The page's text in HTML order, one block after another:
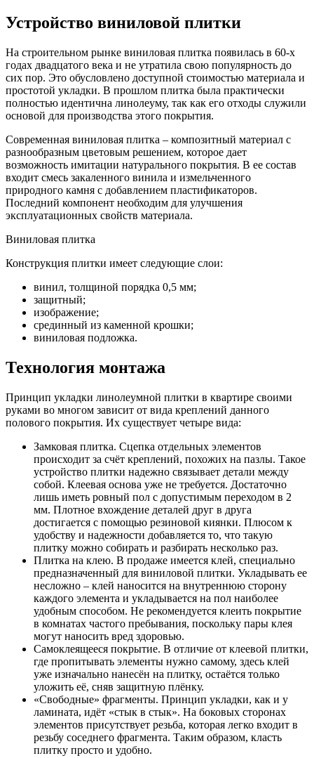
Устройство виниловой плитки
На строительном рынке виниловая плитка появилась в 60-х
годах двадцатого века и не утратила свою популярность до
сих пор. Это обусловлено доступной стоимостью материала и
простотой укладки. В прошлом плитка была практически
полностью идентична линолеуму, так как его отходы служили
основой для производства этого покрытия.
Современная виниловая плитка – композитный материал с
разнообразным цветовым решением, которое дает
возможность имитации натурального покрытия. В ее состав
входит смесь закаленного винила и измельченного
природного камня с добавлением пластификаторов.
Последний компонент необходим для улучшения
эксплуатационных свойств материала.
Виниловая плитка
Конструкция плитки имеет следующие слои:
винил, толщиной порядка 0,5 мм;
защитный;
изображение;
срединный из каменной крошки;
виниловая подложка.
Технология монтажа
Принцип укладки линолеумной плитки в квартире своими
руками во многом зависит от вида креплений данного
полового покрытия. Их существует четыре вида:
Замковая плитка. Сцепка отдельных элементов
происходит за счёт креплений, похожих на пазлы. Такое
устройство плитки надежно связывает детали между
собой. Клеевая основа уже не требуется. Достаточно
лишь иметь ровный пол с допустимым переходом в 2
мм. Плотное вхождение деталей друг в друга
достигается с помощью резиновой киянки. Плюсом к
удобству и надежности добавляется то, что такую
плитку можно собирать и разбирать несколько раз.
Плитка на клею. В продаже имеется клей, специально
предназначенный для виниловой плитки. Укладывать ее
несложно – клей наносится на внутреннюю сторону
каждого элемента и укладывается на пол наиболее
удобным способом. Не рекомендуется клеить покрытие
в комнатах частого пребывания, поскольку пары клея
могут наносить вред здоровью.
Самоклеящееся покрытие. В отличие от клеевой плитки,
где пропитывать элементы нужно самому, здесь клей
уже изначально нанесён на плитку, остаётся только
уложить её, сняв защитную плёнку.
«Свободные» фрагменты. Принцип укладки, как и у
ламината, идёт «стык в стык». На боковых сторонах
элементов присутствует резьба, которая легко входит в
резьбу соседнего фрагмента. Таким образом, класть
плитку просто и удобно.